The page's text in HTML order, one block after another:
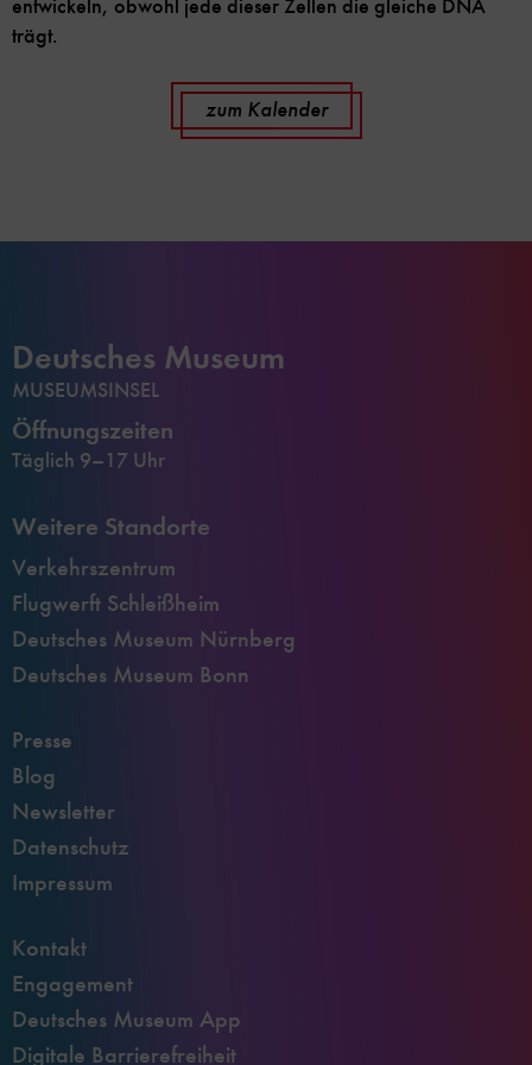
entwickeln, obwohl jede dieser Zellen die gleiche DNA
trägt.
zum Kalender
Deutsches Museum
MUSEUMSINSEL
Öffnungszeiten
Täglich 9–17 Uhr
Weitere Standorte
Verkehrszentrum
Flugwerft Schleißheim
Deutsches Museum Nürnberg
Deutsches Museum Bonn
Presse
Blog
Newsletter
Datenschutz
Impressum
Kontakt
Engagement
Deutsches Museum App
Digitale Barrierefreiheit